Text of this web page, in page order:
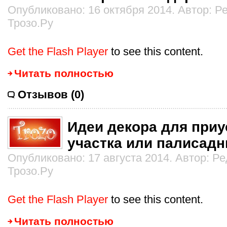
Опубликовано: 16 октября 2014. Автор:
Трозо.Ру
Get the Flash Player to see this content.
Читать полностью
Отзывов (0)
Идеи декора для
участка или
Опубликовано: 17 августа 2014. Автор:
Трозо.Ру
Get the Flash Player to see this content.
Читать полностью